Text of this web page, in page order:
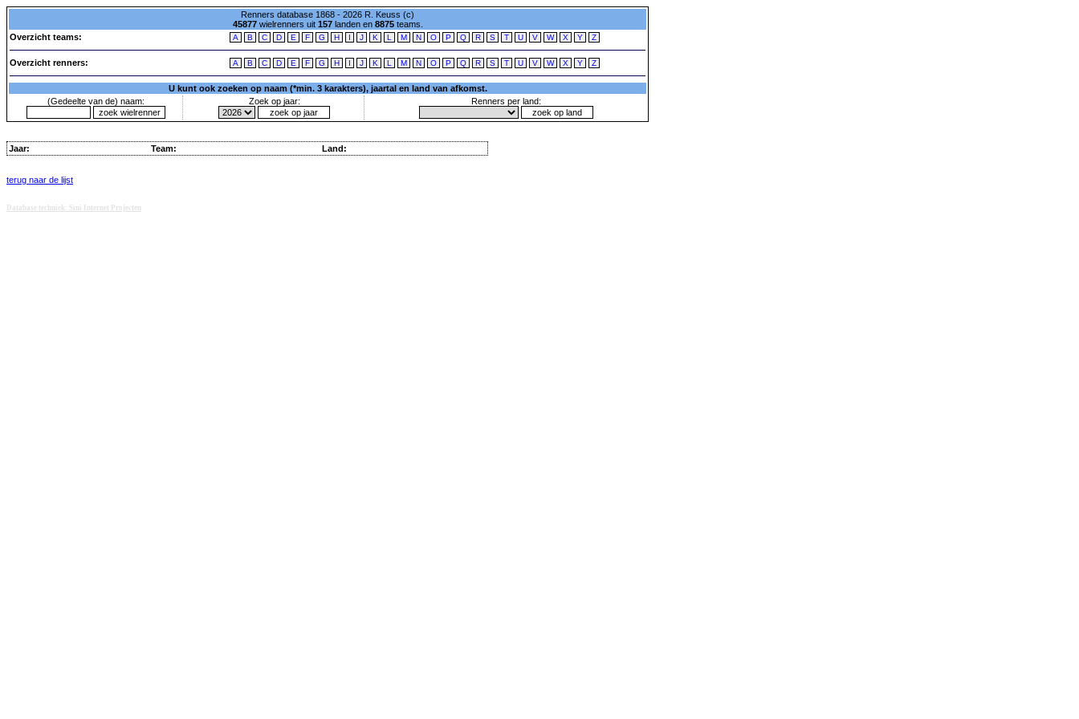
Renners database 1868 - 2026 R. Keuss (c)
45877wielrenners uit 157landen en 8875teams.
Overzicht teams:
A B C D E F G H I J K L M N O P Q R S T U V W X Y Z
Overzicht renners: A B C D E F G H I J K L M N O P Q R S T U V W X Y Z
U kunt ook zoeken op naam (*min. 3 karakters), jaartal en land van afkomst.
(Gedeelte van de) naam:
Zoek op jaar: Renners per land:
Jaar: Team: Land:
terug naar de lijst
Database techniek: Sini Internet Projecten